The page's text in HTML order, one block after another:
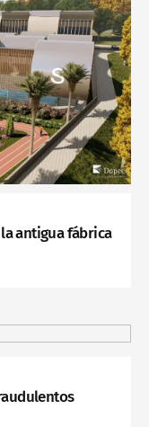
antigua fábrica